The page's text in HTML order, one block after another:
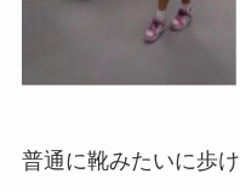
普通に靴みたいに歩